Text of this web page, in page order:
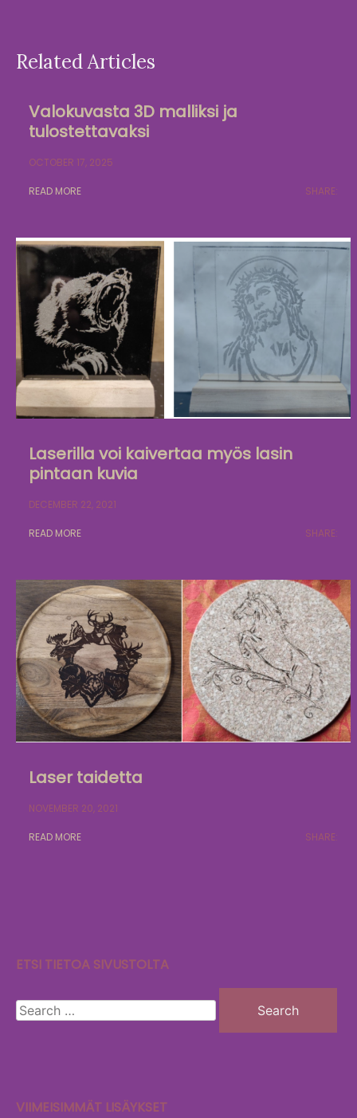
Related Articles
Valokuvasta 3D malliksi ja
tulostettavaksi
OCTOBER 17, 2025
READ MORE SHARE:
Laserilla voi kaivertaa myös lasin
pintaan kuvia
DECEMBER 22, 2021
READ MORE SHARE:
Laser taidetta
NOVEMBER 20, 2021
READ MORE SHARE:
ETSI TIETOA SIVUSTOLTA
Search
for:
VIIMEISIMMÄT LISÄYKSET